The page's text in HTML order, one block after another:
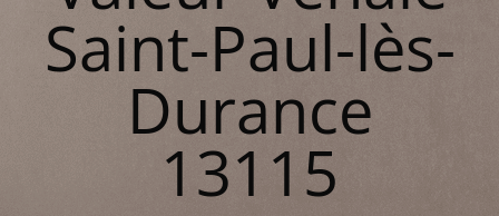
Saint-Paul-lès-
Durance
13115